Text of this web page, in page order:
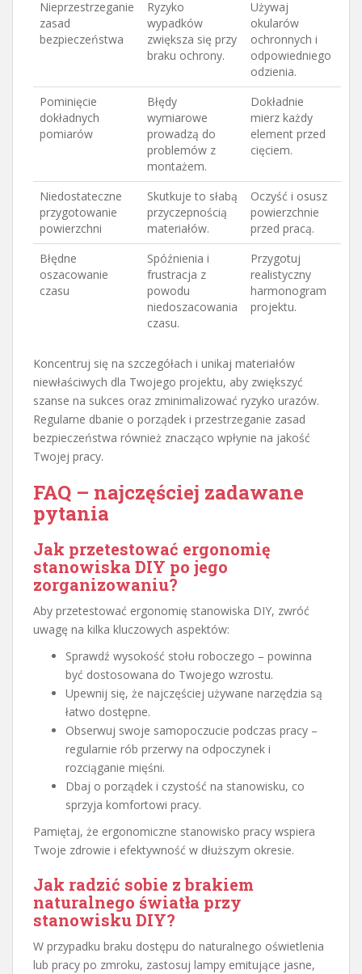
Nieprzestrzeganie
zasad
bezpieczeństwa
Ryzyko
wypadków
zwiększa się przy
braku ochrony.
Używaj
okularów
ochronnych i
odpowiedniego
odzienia.
Pominięcie
dokładnych
pomiarów
Błędy
wymiarowe
prowadzą do
problemów z
montażem.
Dokładnie
mierz każdy
element przed
cięciem.
Niedostateczne
przygotowanie
powierzchni
Skutkuje to słabą
przyczepnością
materiałów.
Oczyść i osusz
powierzchnie
przed pracą.
Błędne
oszacowanie
czasu
Spóźnienia i
frustracja z
powodu
niedoszacowania
czasu.
Przygotuj
realistyczny
harmonogram
projektu.
Koncentruj się na szczegółach i unikaj materiałów
niewłaściwych dla Twojego projektu, aby zwiększyć
szanse na sukces oraz zminimalizować ryzyko urazów.
Regularne dbanie o porządek i przestrzeganie zasad
bezpieczeństwa również znacząco wpłynie na jakość
Twojej pracy.
FAQ – najczęściej zadawane
pytania
Jak przetestować ergonomię
stanowiska DIY po jego
zorganizowaniu?
Aby przetestować ergonomię stanowiska DIY, zwróć
uwagę na kilka kluczowych aspektów:
Sprawdź wysokość stołu roboczego – powinna
być dostosowana do Twojego wzrostu.
Upewnij się, że najczęściej używane narzędzia są
łatwo dostępne.
Obserwuj swoje samopoczucie podczas pracy –
regularnie rób przerwy na odpoczynek i
rozciąganie mięśni.
Dbaj o porządek i czystość na stanowisku, co
sprzyja komfortowi pracy.
Pamiętaj, że ergonomiczne stanowisko pracy wspiera
Twoje zdrowie i efektywność w dłuższym okresie.
Jak radzić sobie z brakiem
naturalnego światła przy
stanowisku DIY?
W przypadku braku dostępu do naturalnego oświetlenia
lub pracy po zmroku, zastosuj lampy emitujące jasne,